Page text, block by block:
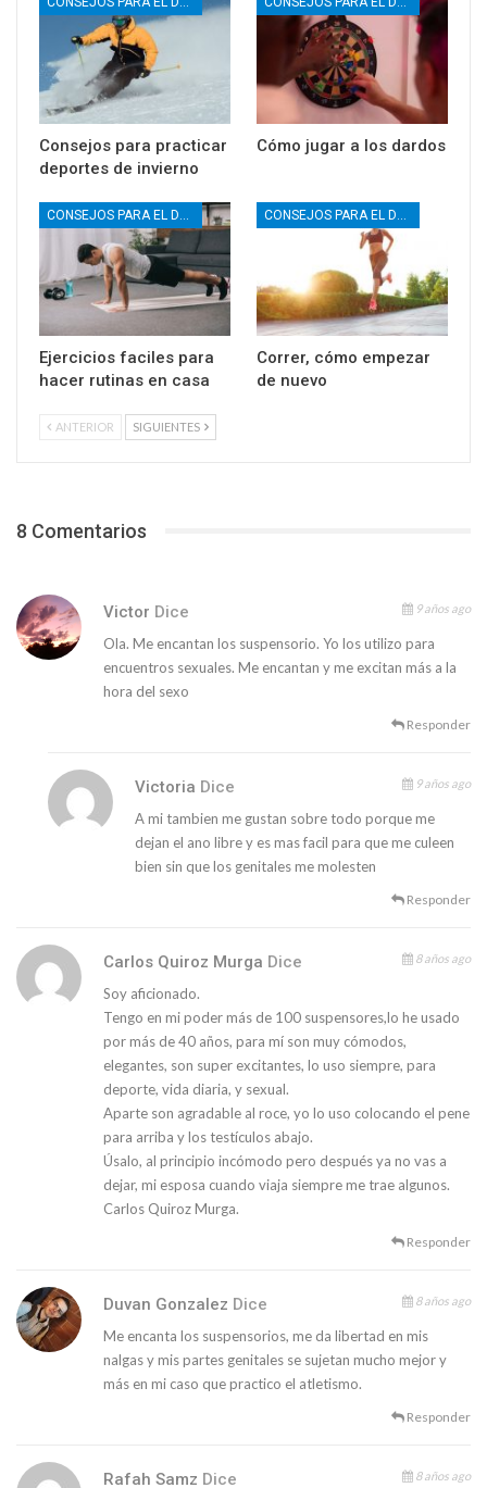
Consejos para practicar
deportes de invierno
Cómo jugar a los dardos
Ejercicios faciles para
hacer rutinas en casa
Correr, cómo empezar
de nuevo
ANTERIOR SIGUIENTES
8 Comentarios
Victor Dice 9 años ago
Ola. Me encantan los suspensorio. Yo los utilizo para
encuentros sexuales. Me encantan y me excitan más a la
hora del sexo
Responder
Victoria Dice 9 años ago
A mi tambien me gustan sobre todo porque me
dejan el ano libre y es mas facil para que me culeen
bien sin que los genitales me molesten
Responder
Carlos Quiroz Murga Dice 8 años ago
Soy aficionado.
Tengo en mi poder más de 100 suspensores,lo he usado
por más de 40 años, para mí son muy cómodos,
elegantes, son super excitantes, lo uso siempre, para
deporte, vida diaria, y sexual.
Aparte son agradable al roce, yo lo uso colocando el pene
para arriba y los testículos abajo.
Úsalo, al principio incómodo pero después ya no vas a
dejar, mi esposa cuando viaja siempre me trae algunos.
Carlos Quiroz Murga.
Responder
Duvan Gonzalez Dice 8 años ago
Me encanta los suspensorios, me da libertad en mis
nalgas y mis partes genitales se sujetan mucho mejor y
más en mi caso que practico el atletismo.
Responder
Rafah Samz Dice 8 años ago